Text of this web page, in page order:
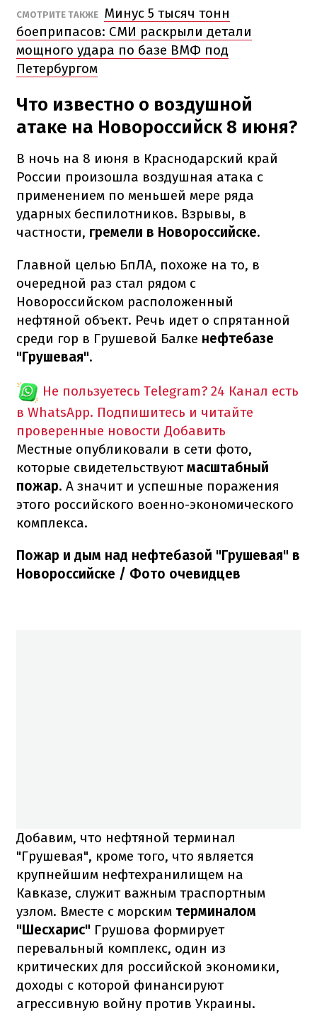
СМОТРИТЕ ТАКЖЕ Минус 5 тысяч тонн
боеприпасов: СМИ раскрыли детали
мощного удара по базе ВМФ под
Петербургом
Что известно о воздушной
атаке на Новороссийск 8 июня?
В ночь на 8 июня в Краснодарский край
России произошла воздушная атака с
применением по меньшей мере ряда
ударных беспилотников. Взрывы, в
частности, гремели в Новороссийске.
Главной целью БпЛА, похоже на то, в
очередной раз стал рядом с
Новороссийском расположенный
нефтяной объект. Речь идет о спрятанной
среди гор в Грушевой Балке нефтебазе
"Грушевая".
Не пользуетесь Telegram? 24 Канал есть
в WhatsApp. Подпишитесь и читайте
проверенные новости Добавить
Местные опубликовали в сети фото,
которые свидетельствуютмасштабный
пожар. А значит и успешные поражения
этого российского военно-экономического
комплекса.
Пожар и дым над нефтебазой "Грушевая" в
Новороссийске / Фото очевидцев
Добавим, что нефтяной терминал
"Грушевая", кроме того, что является
крупнейшим нефтехранилищем на
Кавказе, служит важным траспортным
узлом. Вместе с морским терминалом
"Шесхарис" Грушова формирует
перевальный комплекс, один из
критических для российской экономики,
доходы с которой финансируют
агрессивную войну против Украины.